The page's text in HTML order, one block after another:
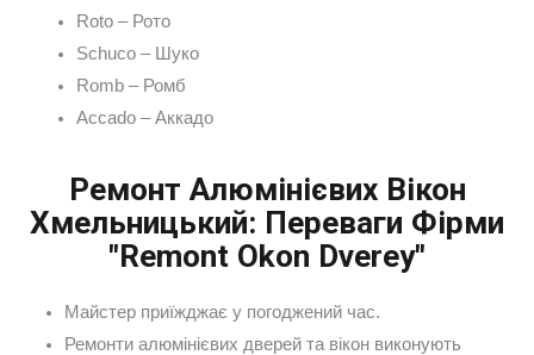
Roto – Рото
Schuco – Шуко
Romb – Ромб
Accado – Аккадо
Ремонт Алюмінієвих Вікон
Хмельницький: Переваги Фірми
"Remont Okon Dverey"
Майстер приїжджає у погоджений час.
Ремонти алюмінієвих дверей та вікон виконують